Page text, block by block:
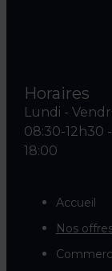
Horaires
Lundi -
08:30-12h30
18:00
Accueil
Nos